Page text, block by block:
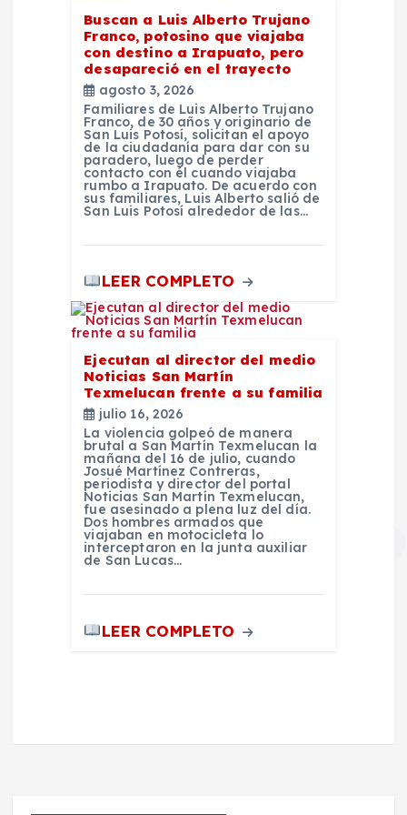
Buscan a Luis Alberto Trujano
Franco, potosino que viajaba
con destino a Irapuato, pero
desapareció en el trayecto
agosto 3, 2026
Familiares de Luis Alberto Trujano
Franco, de 30 años y originario de
San Luis Potosí, solicitan el apoyo
de la ciudadanía para dar con su
paradero, luego de perder
contacto con él cuando viajaba
rumbo a Irapuato. De acuerdo con
sus familiares, Luis Alberto salió de
San Luis Potosí alrededor de las…
LEER COMPLETO
Ejecutan al director del medio
Noticias San Martín
Texmelucan frente a su familia
julio 16, 2026
La violencia golpeó de manera
brutal a San Martín Texmelucan la
mañana del 16 de julio, cuando
Josué Martínez Contreras,
periodista y director del portal
Noticias San Martín Texmelucan,
fue asesinado a plena luz del día.
Dos hombres armados que
viajaban en motocicleta lo
interceptaron en la junta auxiliar
de San Lucas…
LEER COMPLETO